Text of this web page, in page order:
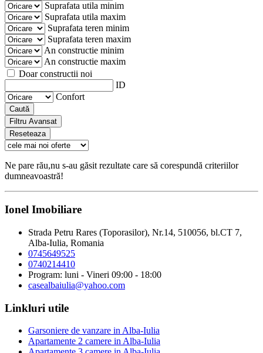
Suprafata utila minim
Suprafata utila maxim
Suprafata teren minim
Suprafata teren maxim
An constructie minim
An constructie maxim
Doar constructii noi
ID
Confort
Caută
Filtru Avansat
Reseteaza
Ne pare rău,nu s-au găsit rezultate care să corespundă criteriilor
dumneavoastră!
Ionel Imobiliare
Strada Petru Rares (Toporasilor), Nr.14, 510056, bl.CT 7,
Alba-Iulia, Romania
0745649525
0740214410
Program: luni - Vineri 09:00 - 18:00
casealbaiulia@yahoo.com
Linkluri utile
Garsoniere de vanzare in Alba-Iulia
Apartamente 2 camere in Alba-Iulia